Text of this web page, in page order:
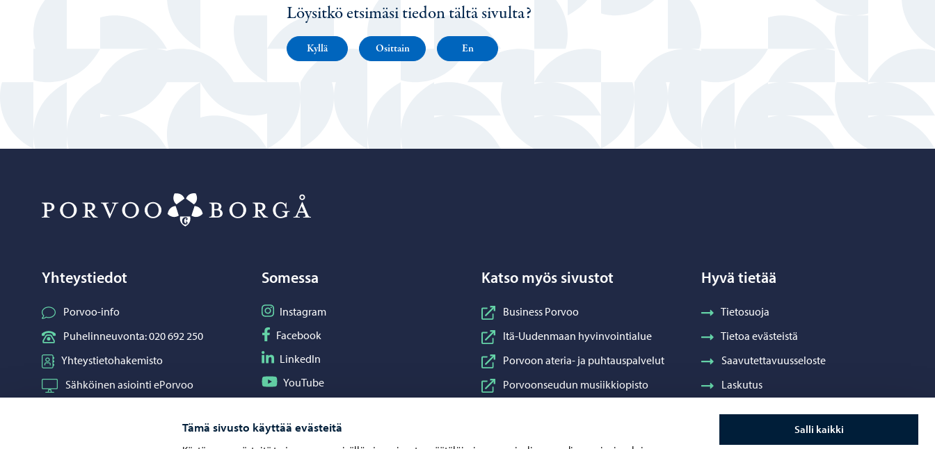
Tämä sivusto käyttää evästeitä Salli kaikki
Löysitkö etsimäsi tiedon tältä sivulta?
Kyllä Osittain En
Yhteystiedot
Porvoo-info
Puhelinneuvonta: 020 692 250
Yhteystietohakemisto
Sähköinen asiointi ePorvoo
Somessa
Seuraa Instagram
Instagram
Seuraa Facebook
Facebook
Seuraa LinkedIn
LinkedIn
Seuraa YouTube
YouTube
Katso myös sivustot
Business Porvoo
Itä-Uudenmaan hyvinvointialue
Porvoon ateria- ja puhtauspalvelut
Porvoonseudun musiikkiopisto
Hyvä tietää
Tietosuoja
Tietoa evästeistä
Saavutettavuusseloste
Laskutus